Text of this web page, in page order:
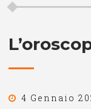
4 Gennaio